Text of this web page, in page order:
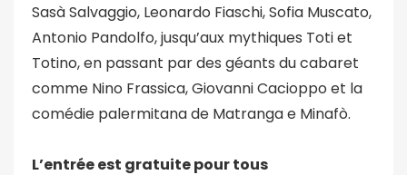
Sasà Salvaggio, Leonardo Fiaschi, Sofia Muscato,
Antonio Pandolfo, jusqu’aux mythiques Toti et
Totino, en passant par des géants du cabaret
comme Nino Frassica, Giovanni Cacioppo et la
comédie palermitana de Matranga e Minafò.
L’entrée est gratuite pour tous